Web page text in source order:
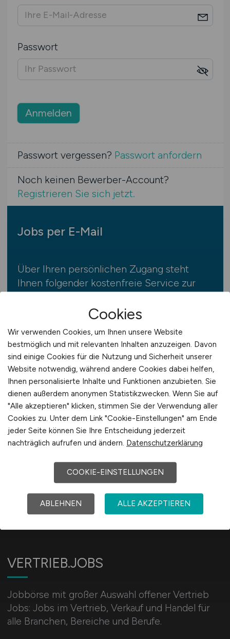
Passwort
Anmelden
Passwort vergessen? Passwort anfordern
Noch keinen Bewerber-Account?
Registrieren Sie sich jetzt.
Jobs per E-Mail
Über Ihren persönlichen Zugang steht
Ihnen folgender kostenfreie Service zur
Jobfinder abonnieren
Der Jobfinder von VERTRIEB.JOBS
informiert Sie regelmäßig und
kostenfrei über aktuelle und passende
Jobs.Sie erhalten die Jobangebote
bequem und automatisch per E-Mail –
so entgehen Ihnen keine offenen neuen
Jobs.
VERTRIEB.JOBS
Jobbörse mit großer Auswahl offener Vertrieb
Jobs: Jobs im Vertrieb, Verkauf und Handel für
alle Branchen, Bereiche und Berufe.
Cookies
Wir verwenden Cookies, um Ihnen unsere Website
bestmöglich und mit relevanten Inhalten anzuzeigen. Davon
sind einige Cookies für die Nutzung und Sicherheit unserer
Website notwendig, während andere Cookies dabei helfen,
Ihnen personalisierte Inhalte und Funktionen anzubieten. Sie
dienen außerdem anonymen Statistikzwecken. Wenn Sie auf
"Alle akzeptieren" klicken, stimmen Sie der Verwendung aller
Cookies zu. Unter dem Link "Cookie-Einstellungen" am Ende
jeder Seite können Sie Ihre Entscheidung jederzeit
nachträglich aufrufen und ändern. Datenschutzerklärung
COOKIE-EINSTELLUNGEN
ABLEHNEN ALLE AKZEPTIEREN